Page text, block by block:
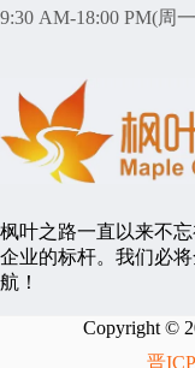
9:30 AM-18:00 PM(周
枫叶之路一直以来不
企业的标杆。我们必
航！
Copyright ©
晋